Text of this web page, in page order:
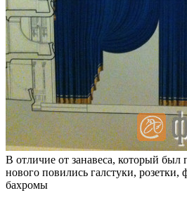
В отличие от занавеса, который был
нового повились галстуки, розетки,
бахромы